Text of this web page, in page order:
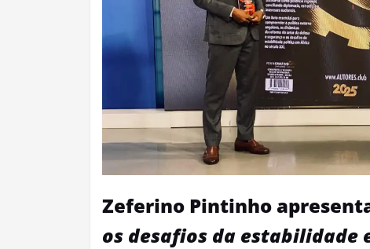
Zeferino Pintinho
os desafios da estabilidade